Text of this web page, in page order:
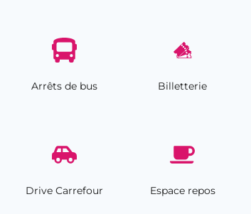
Arrêts de bus Billetterie
Drive Carrefour Espace repos